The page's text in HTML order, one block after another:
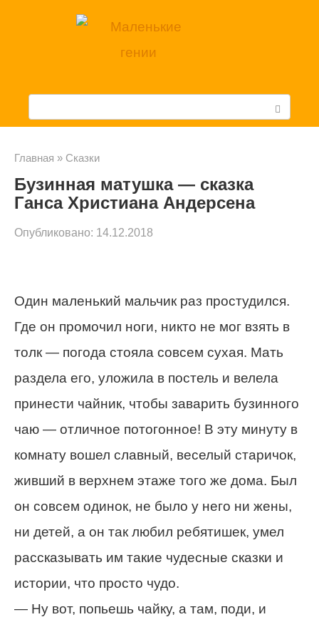
с
к
Главная » Cказки
Бузинная матушка — сказка
Ганса Христиана Андерсена
Опубликовано: 14.12.2018
Один маленький мальчик раз простудился.
Где он промочил ноги, никто не мог взять в
толк — погода стояла совсем сухая. Мать
раздела его, уложила в постель и велела
принести чайник, чтобы заварить бузинного
чаю — отличное потогонное! В эту минуту в
комнату вошел славный, веселый старичок,
живший в верхнем этаже того же дома. Был
он совсем одинок, не было у него ни жены,
ни детей, а он так любил ребятишек, умел
рассказывать им такие чудесные сказки и
истории, что просто чудо.
— Ну вот, попьешь чайку, а там, поди, и